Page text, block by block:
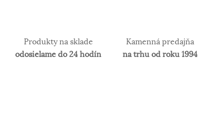
Produkty na sklade
odosielame do 24 hodín
Kamenná predajňa
na trhu od roku 1994